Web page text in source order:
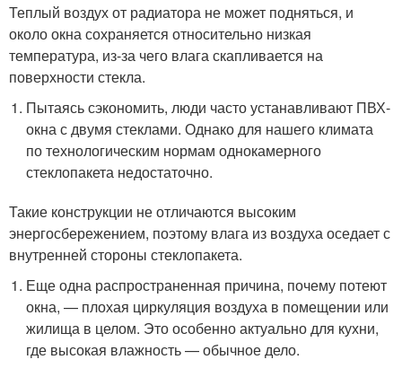
Теплый воздух от радиатора не может подняться, и
около окна сохраняется относительно низкая
температура, из-за чего влага скапливается на
поверхности стекла.
Пытаясь сэкономить, люди часто устанавливают ПВХ-
окна с двумя стеклами. Однако для нашего климата
по технологическим нормам однокамерного
стеклопакета недостаточно.
Такие конструкции не отличаются высоким
энергосбережением, поэтому влага из воздуха оседает с
внутренней стороны стеклопакета.
Еще одна распространенная причина, почему потеют
окна, — плохая циркуляция воздуха в помещении или
жилища в целом. Это особенно актуально для кухни,
где высокая влажность — обычное дело.